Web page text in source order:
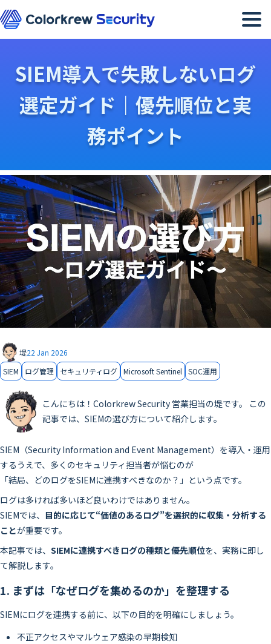
SIEM導入で失敗しないログ
選定ガイド｜優先順位と実
務ポイント
堤22 Jan 2026
SIEM
ログ管理 セキュリティログ Microsoft Sentinel SOC運用
こんにちは！Colorkrew Security 営業担当の堤です。 この
記事では、SIEMの選び方について紹介します。
SIEM（Security Information and Event Management）を導入・運用
するうえで、多くのセキュリティ担当者が悩むのが
「結局、どのログをSIEMに連携すべきなのか？」という点です。
ログは多ければ多いほど良いわけではありません。
SIEMでは、 目的に応じて“価値のあるログ”を選択的に収集・分析する
ことが重要です。
本記事では、 SIEMに連携すべきログの種類と優先順位を、実務に即し
て解説します。
1. まずは「なぜログを集めるのか」を整理する
SIEMにログを連携する前に、以下の目的を明確にしましょう。
不正アクセスやマルウェア感染の早期検知